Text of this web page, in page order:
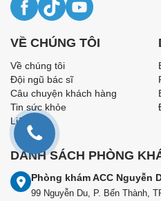
DANH SÁCH PHÒNG
Phòng khám ACC Nguyễn
99 Nguyễn Du, P. Bến Thành,
VỀ CHÚNG TÔI
Về chúng tôi
Đội ngũ bác sĩ
Câu chuyện khách hàng
Tin sức khỏe
Liên hệ